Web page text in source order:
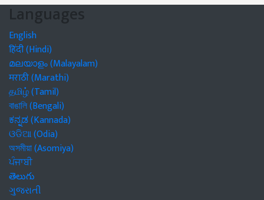
Languages
English
हिंदी (Hindi)
മലയാളം (Malayalam)
मराठी (Marathi)
தமிழ் (Tamil)
বাঙালি (Bengali)
ಕನ್ನಡ (Kannada)
ଓଡିଆ (Odia)
অসমীয়া (Asomiya)
ਪੰਜਾਬੀ
తెలుగు
ગુજરાતી